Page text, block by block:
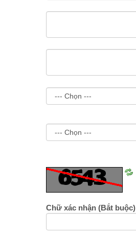
số
Chữ xác nhận (Bắt buộc)